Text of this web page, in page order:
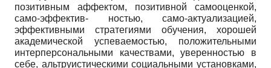
позитивным аффектом, позитивной самооценкой,
само-эффектив- ностью, само-актуализацией,
эффективными стратегиями обучения, хорошей
академической успеваемостью, положительными
интерпер­сональными качествами, уверенностью в
себе, альтруистическими социальными установками,